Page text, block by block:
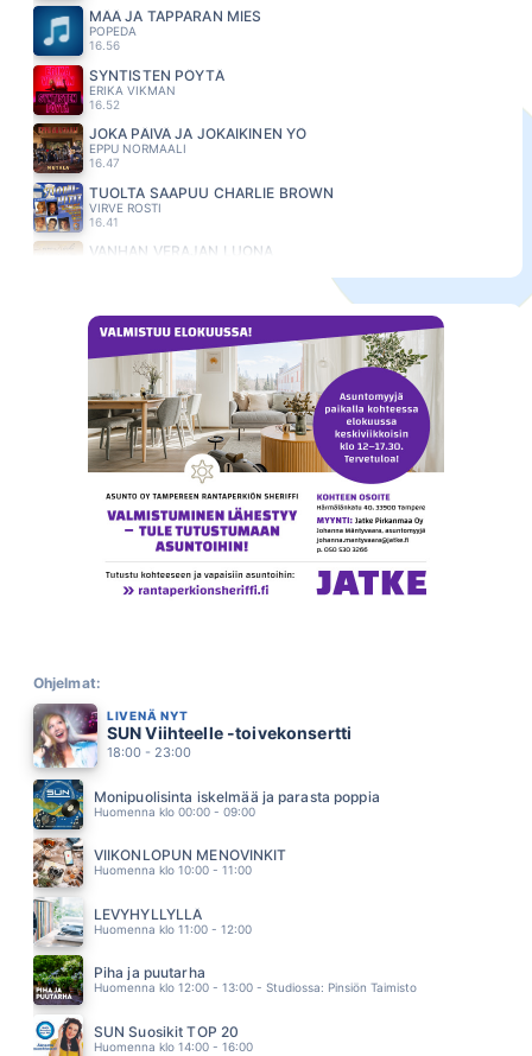
MÄÄ JA TAPPARAN MIES
POPEDA
16.56
SYNTISTEN PÖYTÄ
ERIKA VIKMAN
16.52
JOKA PÄIVÄ JA JOKAIKINEN YÖ
EPPU NORMAALI
16.47
TUOLTA SAAPUU CHARLIE BROWN
VIRVE ROSTI
16.41
VANHAN VERAJAN LUONA
EPPU NORMAALI
16.28
JANNE HURME
16.11
WAITING FOR THE DAWN
Q.STONE
16.06
HUGO
16.01
TAHROJA PAPERILLA
EPPU NORMAALI
15.54
LAURI TÄHKÄ
15.45
VIELA JOSSAIN
A AALLON RYTMIORKESTERI
15.38
RAHKONEN ESKO
15.35
ARTTU WISKARI
15.30
PATE MUSTAJÄRVI
15.24
EPPU NORMAALI
15.17
Ohjelmat:
LIVENÄ NYT
SUN Viihteelle -toivekonsertti
18:00 - 23:00
Monipuolisinta iskelmää ja parasta poppia
Huomenna klo 00:00 - 09:00
VIIKONLOPUN MENOVINKIT
Huomenna klo 10:00 - 11:00
LEVYHYLLYLLÄ
Huomenna klo 11:00 - 12:00
Piha ja puutarha
Huomenna klo 12:00 - 13:00 - Studiossa: Pinsiön Taimisto
SUN Suosikit TOP 20
Huomenna klo 14:00 - 16:00